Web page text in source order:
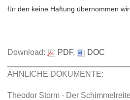
für den keine Haftung übernommen
Download: PDF, DOC
ÄHNLICHE DOKUMENTE:
Theodor Storm - Der